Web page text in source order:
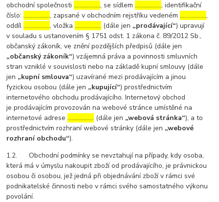
obchodní společnosti………………, se sídlem………………, identifikační
číslo:………………, zapsané v obchodním rejstříku vedeném………………,
oddíl………………, vložka……………… (dále jen „prodávající“) upravují
v souladu s ustanovením § 1751 odst. 1 zákona č. 89/2012 Sb.,
občanský zákoník, ve znění pozdějších předpisů (dále jen
„občanský zákoník“) vzájemná práva a povinnosti smluvních
stran vzniklé v souvislosti nebo na základě kupní smlouvy (dále
jen „kupní smlouva“) uzavírané mezi prodávajícím a jinou
fyzickou osobou (dále jen „kupující“) prostřednictvím
internetového obchodu prodávajícího. Internetový obchod
je prodávajícím provozován na webové stránce umístěné na
internetové adrese……………… (dále jen „webová stránka“), a to
prostřednictvím rozhraní webové stránky (dále jen „webové
rozhraní obchodu“).
1.2. Obchodní podmínky se nevztahují na případy, kdy osoba,
která má v úmyslu nakoupit zboží od prodávajícího, je právnickou
osobou či osobou, jež jedná při objednávání zboží v rámci své
podnikatelské činnosti nebo v rámci svého samostatného výkonu
povolání.